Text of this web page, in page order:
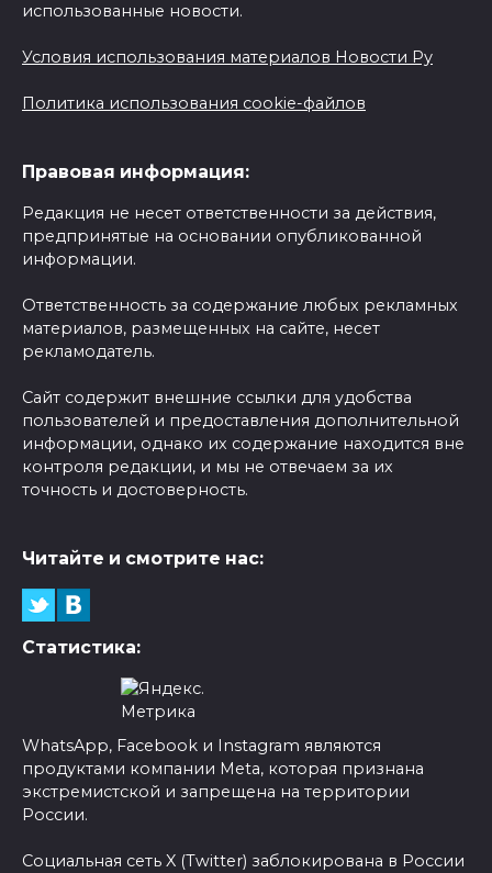
использованные новости.
Условия использования материалов Новости Ру
Политика использования cookie-файлов
Правовая информация:
Редакция не несет ответственности за действия,
предпринятые на основании опубликованной
информации.
Ответственность за содержание любых рекламных
материалов, размещенных на сайте, несет
рекламодатель.
Сайт содержит внешние ссылки для удобства
пользователей и предоставления дополнительной
информации, однако их содержание находится вне
контроля редакции, и мы не отвечаем за их
точность и достоверность.
Читайте и смотрите нас:
Статистика:
WhatsApp, Facebook и Instagram являются
продуктами компании Meta, которая признана
экстремистской и запрещена на территории
России.
Социальная сеть X (Twitter) заблокирована в России